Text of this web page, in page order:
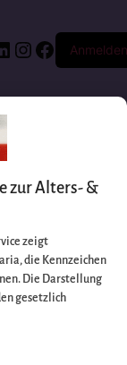
Anmelden
Sie
zur Alters- &
zeigt
die Kennzeichen
Die Darstellung
gesetzlich